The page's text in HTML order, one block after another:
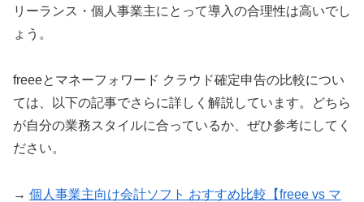
リーランス・個人事業主にとって導入の合理性は高いでし
ょう。
freeeとマネーフォワード クラウド確定申告の比較につい
ては、以下の記事でさらに詳しく解説しています。どちら
が自分の業務スタイルに合っているか、ぜひ参考にしてく
ださい。
→ 個人事業主向け会計ソフト おすすめ比較【freee vs マ